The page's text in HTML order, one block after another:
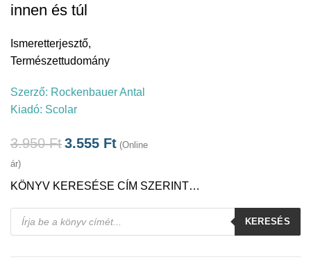
KÖNYV KERESÉSE CÍM SZERINT…
Products
search
KERESÉS
innen és túl
Ismeretterjesztő,
Természettudomány
Szerző: Rockenbauer Antal
Kiadó: Scolar
3.950Ft3.555 Ft (Online
ár)